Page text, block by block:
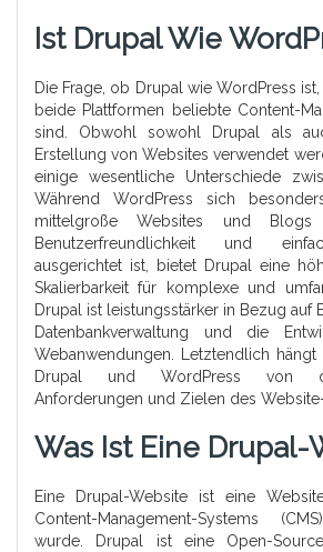
Ist Drupal Wie
Die Frage, ob Drupal wie WordPress
beide Plattformen beliebte Content-
sind. Obwohl sowohl Drupal als
Erstellung von Websites verwendet
einige wesentliche Unterschiede
Während WordPress sich
mittelgroße Websites und
Benutzerfreundlichkeit und
ausgerichtet ist, bietet Drupal eine
Skalierbarkeit für komplexe und
Drupal ist leistungsstärker in Bezug auf
Datenbankverwaltung und die
Webanwendungen. Letztendlich
Drupal und WordPress von
Anforderungen und Zielen des
Was Ist Eine Drupal-
Eine Drupal-Website ist eine
Content-Management-Systems
wurde. Drupal ist eine Open-